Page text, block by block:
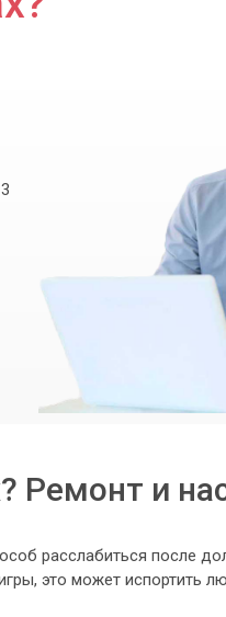
Ремонт и
расслабиться после
это может испортить